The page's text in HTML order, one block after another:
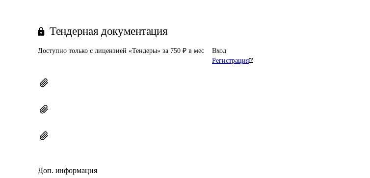
Тендерная документация
Доступно только с лицензией «Тендеры» за 750 ₽ в мес
Вход
Регистрация
Доп. информация